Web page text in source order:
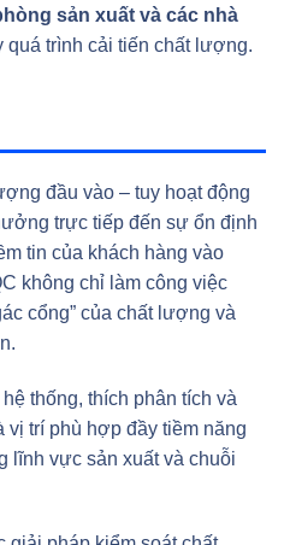
sản xuất và các nhà
quá trình cải tiến chất lượng.
đầu vào – tuy hoạt động
trực tiếp đến sự ổn định
tin của khách hàng vào
không chỉ làm công việc
cổng” của chất lượng và
thống, thích phân tích và
vị trí phù hợp đầy tiềm năng
lĩnh vực sản xuất và chuỗi